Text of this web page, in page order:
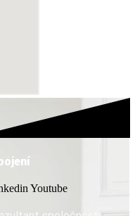
Youtube